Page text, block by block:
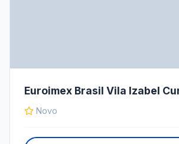
Euroimex Brasil Vila Izabel
Novo